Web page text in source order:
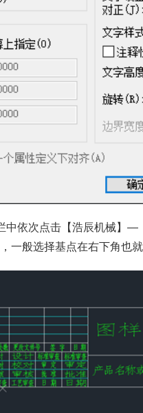
中依次点击【浩辰机械】
一般选择基点在右下角也